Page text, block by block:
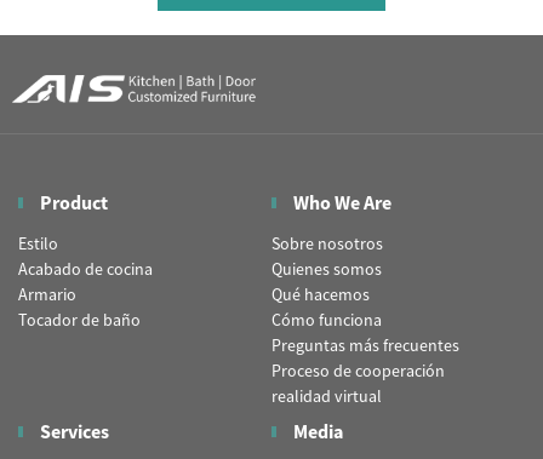
Product
Estilo
Acabado de cocina
Armario
Tocador de baño
Who We Are
Sobre nosotros
Quienes somos
Qué hacemos
Cómo funciona
Preguntas más frecuentes
Proceso de cooperación
realidad virtual
Services Media